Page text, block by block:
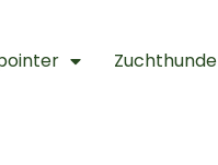
Zuchthunde